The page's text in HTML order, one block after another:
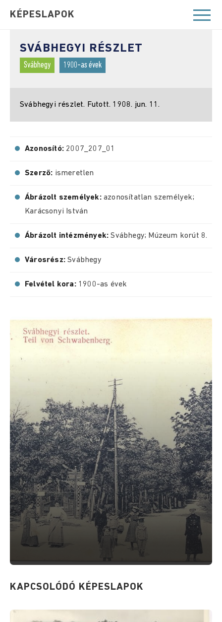
KÉPESLAPOK
SVÁBHEGYI RÉSZLET
Svábhegy 1900-as évek
Svábhegyi részlet. Futott. 1908. jun. 11.
Azonosító: 2007_207_01
Szerző: ismeretlen
Ábrázolt személyek: azonosítatlan személyek;
Karácsonyi István
Ábrázolt intézmények:Svábhegy; Múzeum korút 8.
Városrész:Svábhegy
Felvétel kora: 1900-as évek
KAPCSOLÓDÓ KÉPESLAPOK